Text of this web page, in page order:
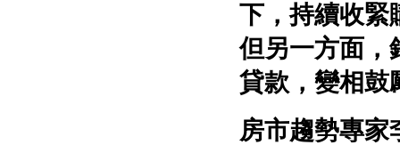
下，持續收緊
但另一方面，
貸款，變相鼓
房市趨勢專家